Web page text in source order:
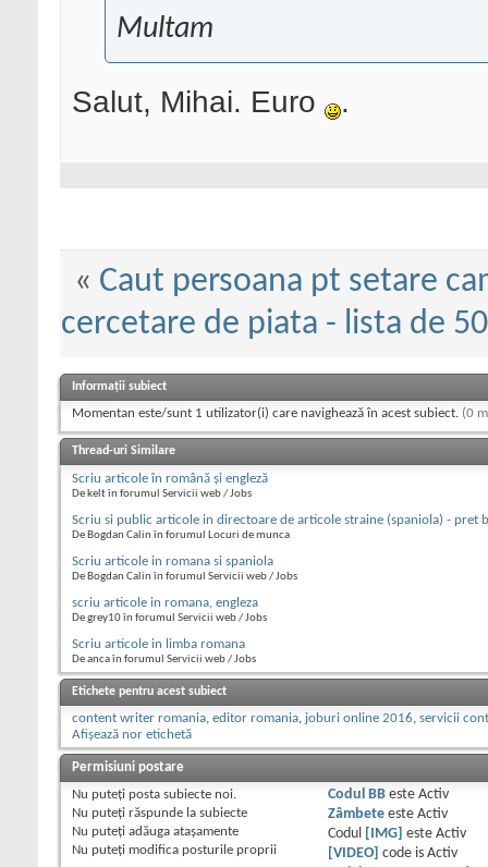
Multam
Salut, Mihai. Euro .
« Caut persoana pt setare
cercetare de piata - lista de
Informații subiect
Momentan este/sunt 1 utilizator(i) care navighează în acest subiect. (0
Thread-uri Similare
Scriu articole în română și engleză
De kelt în forumul Servicii web / Jobs
Scriu si public articole in directoare de articole straine (spaniola) - pret
De Bogdan Calin în forumul Locuri de munca
Scriu articole in romana si spaniola
De Bogdan Calin în forumul Servicii web / Jobs
scriu articole in romana, engleza
De grey10 în forumul Servicii web / Jobs
Scriu articole in limba romana
De anca în forumul Servicii web / Jobs
Etichete pentru acest subiect
content writer romania, editor romania, joburi online 2016, servicii
Afișează nor etichetă
Permisiuni postare
Nu puteţi posta subiecte noi.
Nu puteţi răspunde la subiecte
Nu puteţi adăuga ataşamente
Nu puteţi modifica posturile proprii
Codul BBeste Activ
Zâmbeteeste Activ
Codul
[IMG] este Activ
[VIDEO]
code is Activ